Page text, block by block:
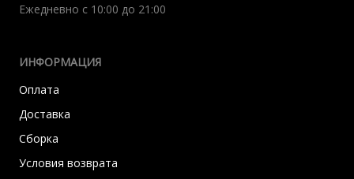
Ежедневно с 10:00 до 21:00
ИНФОРМАЦИЯ
Оплата
Доставка
Сборка
Условия возврата